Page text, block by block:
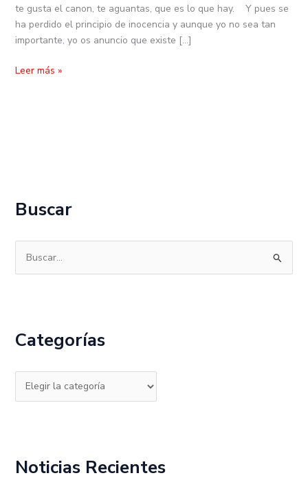
te gusta el canon, te aguantas, que es lo que hay. Y pues se
ha perdido el principio de inocencia y aunque yo no sea tan
importante, yo os anuncio que existe […]
Leer más »
Buscar
u
a
p
Categorías
Noticias Recientes